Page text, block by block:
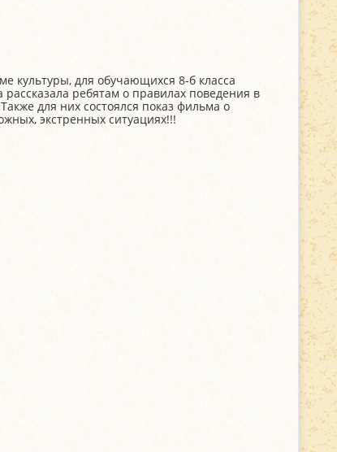
культуры, для обучающихся 8-б класса
ребятам о правилах поведения в
для них состоялся показ фильма о
экстренных ситуациях!!!